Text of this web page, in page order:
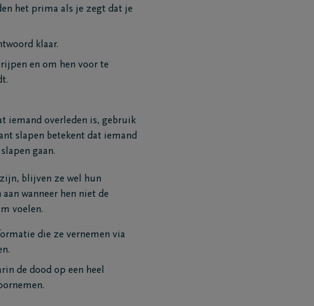
het prima als je zegt dat je
klaar.
en om hen voor te
iemand overleden is, gebruik
slapen betekent dat iemand
gaan.
blijven ze wel hun
wanneer hen niet de
voelen.
die ze vernemen via
de dood op een heel